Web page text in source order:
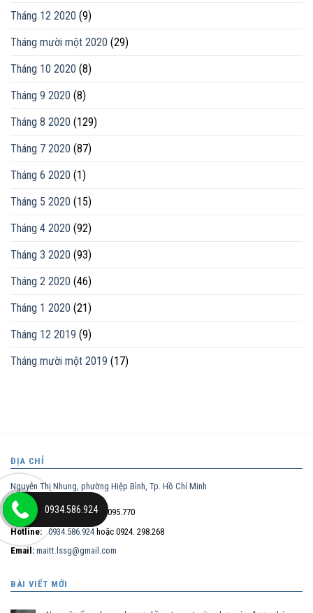
Tháng 12 2020 (9)
Tháng mười một 2020 (29)
Tháng 10 2020 (8)
Tháng 9 2020 (8)
Tháng 8 2020 (129)
Tháng 7 2020 (87)
Tháng 6 2020 (1)
Tháng 5 2020 (15)
Tháng 4 2020 (92)
Tháng 3 2020 (93)
Tháng 2 2020 (46)
Tháng 1 2020 (21)
Tháng 12 2019 (9)
Tháng mười một 2019 (17)
ĐỊA CHỈ
Nguyễn Thị Nhung, phường Hiệp Bình, Tp. Hồ Chí Minh
Điện thoại trực tiếp:0932.095.770
Hotline: 0934.586.924 hoặc 0924. 298.268
Email: maitt.lssg@gmail.com
BÀI VIẾT MỚI
0934.586.924